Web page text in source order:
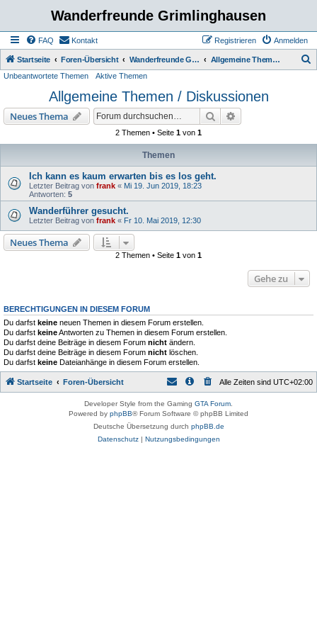
Wanderfreunde Grimlinghausen
FAQ Kontakt Anmelden
Registrieren
Startseite Foren-Übersicht Wanderfreunde Grimmlinghausen Allgemeine Themen / Diskussionen
Unbeantwortete Themen Aktive Themen
Allgemeine Themen / Diskussionen
Neues Thema Suche
2 Themen • Seite 1 von 1
Themen
Ich kann es kaum erwarten bis es los geht.
Letzter Beitrag von frank « Mi 19. Jun 2019, 18:23
Antworten: 5
Wanderführer gesucht.
Letzter Beitrag von frank « Fr 10. Mai 2019, 12:30
Neues Thema
2 Themen • Seite 1 von 1
Gehe zu
BERECHTIGUNGEN IN DIESEM FORUM
Du darfst keine neuen Themen in diesem Forum erstellen.
Du darfst keineAntworten zu Themen in diesem Forum erstellen.
Du darfst deine Beiträge in diesem Forum nicht ändern.
Du darfst deine Beiträge in diesem Forum nicht löschen.
Du darfst keine Dateianhänge in diesem Forum erstellen.
Startseite Foren-Übersicht Alle Zeiten sind UTC+02:00
Developer Style from the Gaming GTA Forum
Powered by phpBB® Forum Software © phpBB Limited
Deutsche Übersetzung durch phpBB.de
Datenschutz| Nutzungsbedingungen